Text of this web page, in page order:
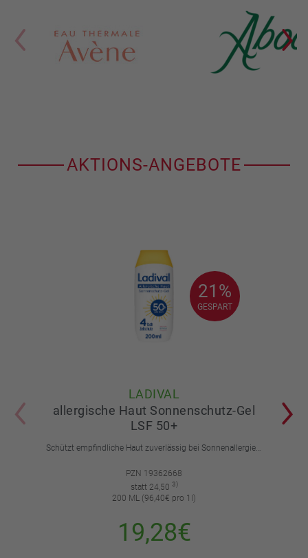
AKTIONS-ANGEBOTE
21%
GESPART
21%
GESPART
LADIVAL
allergische Haut Sonnenschutz-Gel
LSF 50+
PZN 19362668
statt 24,50 3)
200 ML (96,40€ pro 1l)
19,28€